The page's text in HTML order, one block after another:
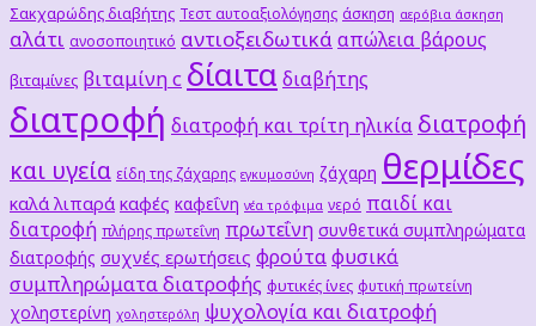
Σακχαρώδης διαβήτης Τεστ αυτοαξιολόγησης άσκηση αερόβια άσκηση
αλάτι ανοσοποιητικό αντιοξειδωτικά απώλεια βάρους
βιταμίνες βιταμίνη c δίαιτα διαβήτης
διατροφή διατροφή και τρίτη ηλικία διατροφή
και υγεία είδη της ζάχαρης εγκυμοσύνη ζάχαρη θερμίδες
καλά λιπαρά καφές καφεΐνη νέα τρόφιμα νερό παιδί και
διατροφή πλήρης πρωτεΐνη πρωτεΐνη συνθετικά συμπληρώματα
διατροφής συχνές ερωτήσεις φρούταφυσικά
συμπληρώματα διατροφής φυτικές ίνες φυτική πρωτείνη
χοληστερίνη χοληστερόλη ψυχολογία και διατροφή